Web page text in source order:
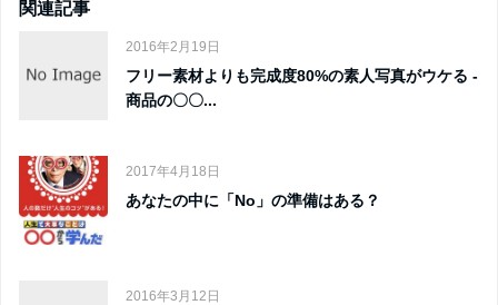
関連記事
2016年2月19日
フリー素材よりも完成度80%の素人写真がウケる -
商品の〇〇...
2017年4月18日
あなたの中に「No」の準備はある？
2016年3月12日